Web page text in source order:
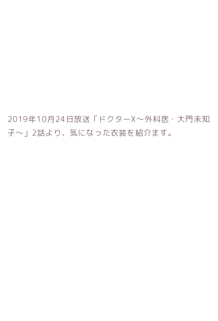
2019年10月24日放送「ドクターX～外科医・大門未知
子～」2話より、気になった衣装を紹介ます。